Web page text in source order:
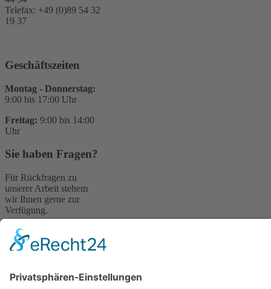
Telefax: +49 (0)89 54 32
19 37
Geschäftszeiten
Montag - Donnerstag:
9:00 bis 17:00 Uhr
Freitag: 9:00 bis 14:00
Uhr
Sie haben Fragen?
Für Rückfragen zu
unserer Arbeit stehem
wir Ihnen gerne zur
Verfügung.
Bitte schreiben Sie uns
einfach eine E-Mail:
kontakt@stop-dem-